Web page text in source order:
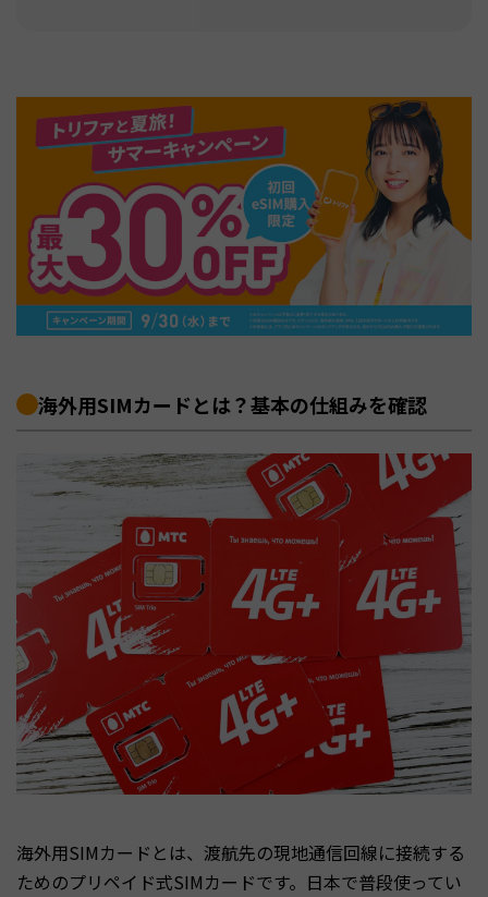
海外用SIMカードとは？基本の仕組みを確認
海外用SIMカードとは、渡航先の現地通信回線に接続する
ためのプリペイド式SIMカードです。日本で普段使ってい